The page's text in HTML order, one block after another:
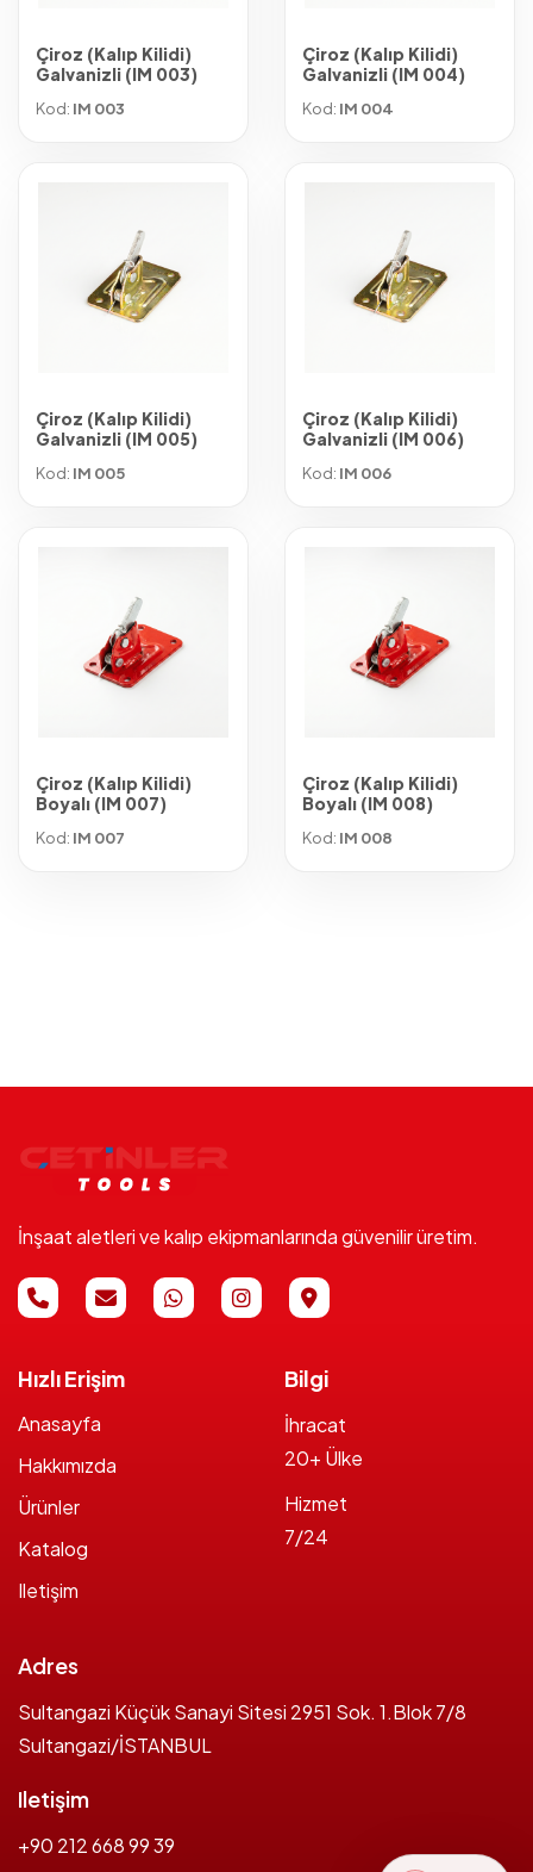
Çiroz (Kalıp Kilidi)
Galvanizli (IM 003)
Kod: IM 003
Çiroz (Kalıp Kilidi)
Galvanizli (IM 004)
Kod: IM 004
Çiroz (Kalıp Kilidi)
Galvanizli (IM 005)
Kod: IM 005
Çiroz (Kalıp Kilidi)
Galvanizli (IM 006)
Kod: IM 006
Çiroz (Kalıp Kilidi)
Boyalı (IM 007)
Kod: IM 007
Çiroz (Kalıp Kilidi)
Boyalı (IM 008)
Kod: IM 008
İnşaat aletleri ve kalıp ekipmanlarında güvenilir üretim.
Hızlı Erişim
Anasayfa
Hakkımızda
Ürünler
Katalog
Iletişim
Bilgi
İhracat
20+ Ülke
Hizmet
7/24
Adres
Sultangazi Küçük Sanayi Sitesi 2951 Sok. 1.Blok 7/8
Sultangazi/İSTANBUL
Iletişim
+90 212 668 99 39